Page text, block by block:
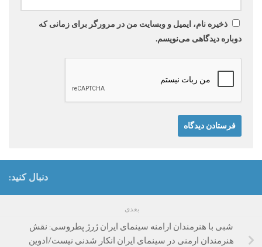
ذخیره نام، ایمیل و وبسایت من در مرورگر برای زمانی که
دوباره دیدگاهی می‌نویسم.
دنبال کنید:
بعدی
شبی با هنرمندان ارامنه سینمای ایران ژرژ پطروسی: نقش
هنرمندان ارمنی در سینمای ایران انکار شدنی نیست/ادوین